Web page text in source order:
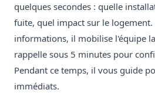
quelques secondes : quelle
fuite, quel impact sur le logement.
informations, il mobilise l'équipe
rappelle sous 5 minutes pour
Pendant ce temps, il vous guide
immédiats.